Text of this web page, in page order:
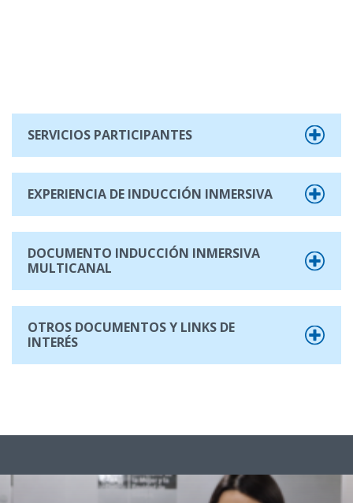
SERVICIOS PARTICIPANTES
EXPERIENCIA DE INDUCCIÓN INMERSIVA
DOCUMENTO INDUCCIÓN INMERSIVA
MULTICANAL
OTROS DOCUMENTOS Y LINKS DE
INTERÉS